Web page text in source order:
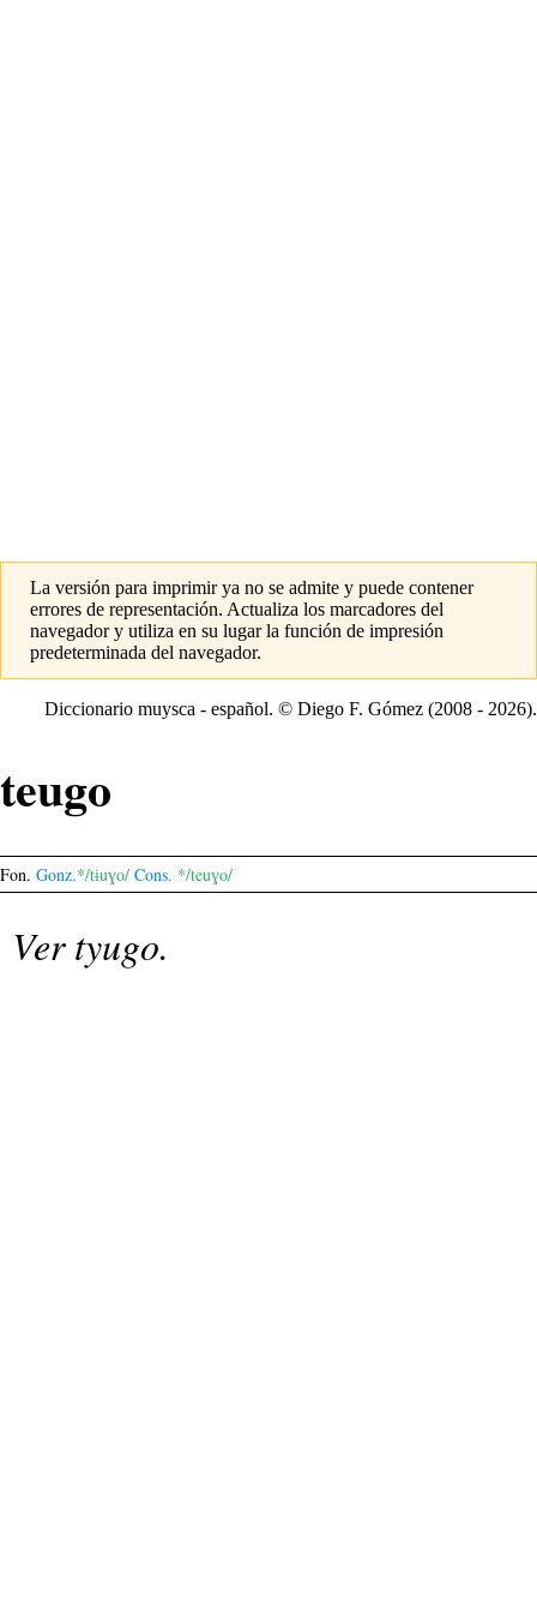
La versión para imprimir ya no se admite y puede contener
errores de representación. Actualiza los marcadores del
navegador y utiliza en su lugar la función de impresión
predeterminada del navegador.
Diccionario muysca - español. © Diego F. Gómez (2008 - 2026).
teugo
Fon. Gonz.*/tɨuɣo/ Cons. */teuɣo/
Vertyugo.